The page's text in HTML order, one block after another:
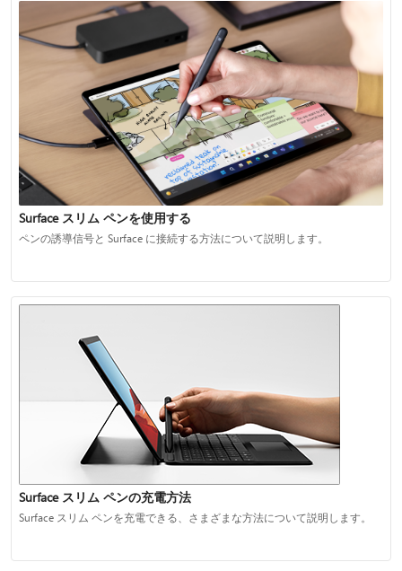
Surface スリム ペンを使用する
ペンの誘導信号と Surface に接続する方法について説明します。
Surface スリム ペンの充電方法
Surface スリム ペンを充電できる、さまざまな方法について説明します。